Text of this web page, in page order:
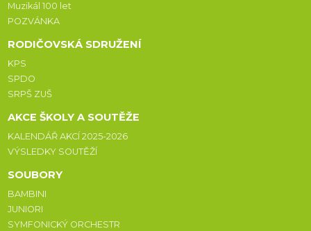
Muzikál 100 let
POZVÁNKA
RODIČOVSKÁ SDRUŽENÍ
KPS
SPDO
SRPŠ ZUŠ
AKCE ŠKOLY A SOUTĚŽE
KALENDÁŘ AKCÍ 2025-2026
VÝSLEDKY SOUTĚŽÍ
SOUBORY
BAMBINI
JUNIORI
SYMFONICKÝ ORCHESTR